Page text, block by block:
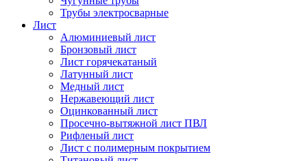
Трубы электросварные
Лист
Алюминиевый лист
Бронзовый лист
Лист горячекатаный
Латунный лист
Медный лист
Нержавеющий лист
Оцинкованный лист
Просечно-вытяжной лист ПВЛ
Рифленый лист
Лист с полимерным покрытием